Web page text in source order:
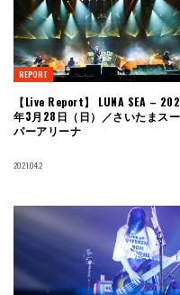
REPORT
【Live Report】 LUNA SEA –
年3月28日（日）／さいたまスー
パーアリーナ
2021.04.2